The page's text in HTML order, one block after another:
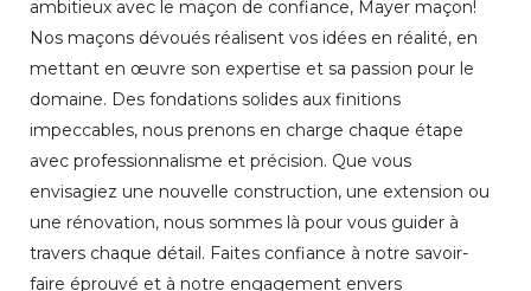
ambitieux avec le maçon de confiance, Mayer maçon!
Nos maçons dévoués réalisent vos idées en réalité, en
mettant en œuvre son expertise et sa passion pour le
domaine. Des fondations solides aux finitions
impeccables, nous prenons en charge chaque étape
avec professionnalisme et précision. Que vous
envisagiez une nouvelle construction, une extension ou
une rénovation, nous sommes là pour vous guider à
travers chaque détail. Faites confiance à notre savoir-
faire éprouvé et à notre engagement envers